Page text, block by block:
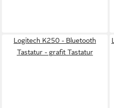
Logitech K250 - Bluetooth
Tastatur - grafit Tastatur